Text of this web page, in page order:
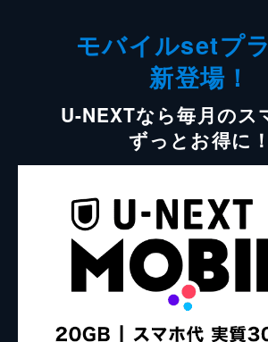
モバイルsetプ
新登場！
U-NEXTなら毎月のス
ずっとお得に！